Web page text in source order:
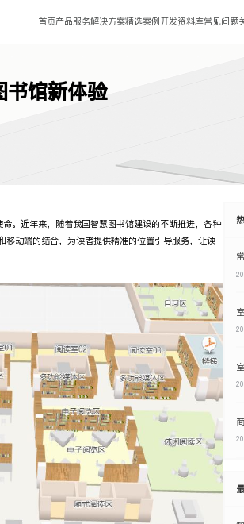
首页产品服务解决方案精选案例开发资料库常见问题
书馆新体验
。近年来，随着我国智慧图书馆建设的不断推进，各种
动端的结合，为读者提供精准的位置引导服务，让读